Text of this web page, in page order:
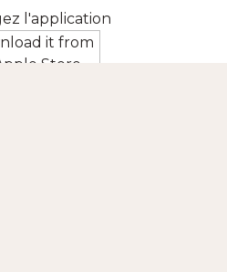
l'application